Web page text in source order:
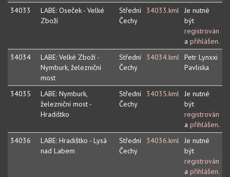
34033
LABE: Oseček - Velké
Zboží
Střední
Čechy
34033.kml Je nutné
být
registrován
a přihlášen.
34034
LABE: Velké Zboží -
Nymburk, železniční
most
Střední
Čechy
34034.kml Petr Lynxxi
Pavliska
34035
LABE: Nymburk,
železniční most -
Hradištko
Střední
Čechy
34035.kml Je nutné
být
registrován
a přihlášen.
34036
LABE: Hradištko - Lysá
nad Labem
Střední
Čechy
34036.kml Je nutné
být
registrován
a přihlášen.